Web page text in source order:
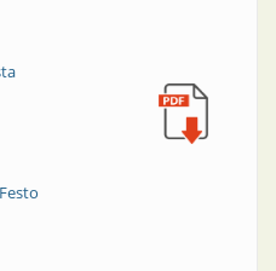
Festo